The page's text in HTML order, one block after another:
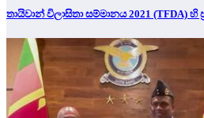
තායිවාන් විලාසිතා සම්මානය 2021 (TFDA)